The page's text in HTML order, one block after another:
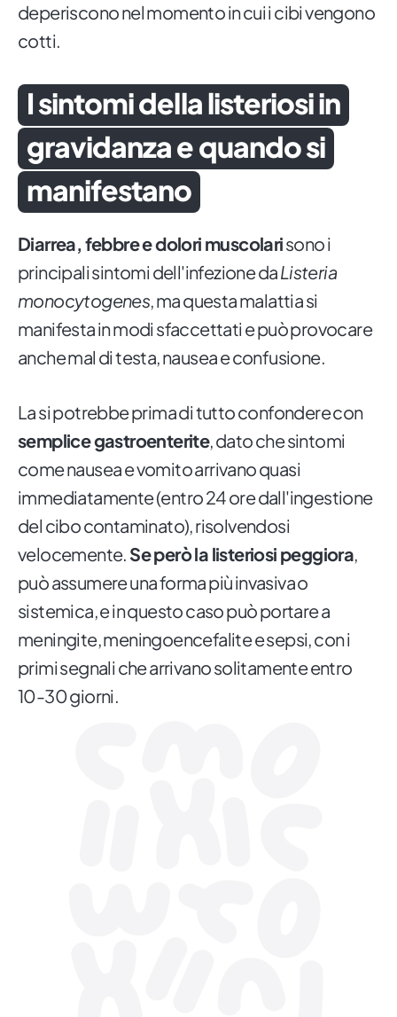
deperiscono nel momento in cui i cibi vengono
cotti.
I sintomi della listeriosi in
gravidanza e quando si
manifestano
Diarrea, febbre e dolori muscolarisono i
principali sintomi dell'infezione daListeria
monocytogenes, ma questa malattia si
manifesta in modi sfaccettati e può provocare
anche mal di testa, nausea e confusione.
La si potrebbe prima di tutto confondere con
semplice gastroenterite, dato che sintomi
come nausea e vomito arrivano quasi
immediatamente (entro 24 ore dall'ingestione
del cibo contaminato), risolvendosi
velocemente. Se però la listeriosi peggiora,
può assumere una forma più invasiva o
sistemica, e in questo caso può portare a
meningite, meningoencefalite e sepsi, con i
primi segnali che arrivano solitamente entro
10-30 giorni.